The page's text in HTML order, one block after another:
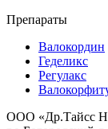
Препараты
Валокордин
Геделикс
Регулакс
ООО «Др.Тайсс